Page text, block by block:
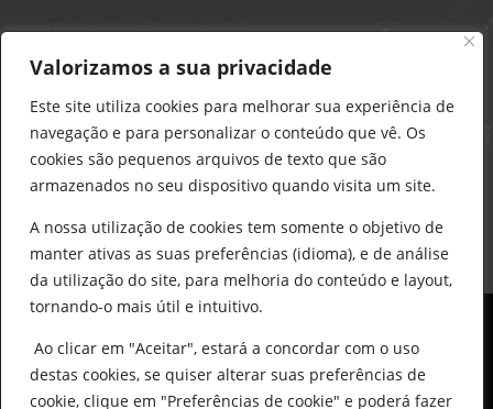
Valorizamos a sua privacidade
Este site utiliza cookies para melhorar sua experiência de
navegação e para personalizar o conteúdo que vê. Os
cookies são pequenos arquivos de texto que são
armazenados no seu dispositivo quando visita um site.
A nossa utilização de cookies tem somente o objetivo de
manter ativas as suas preferências (idioma), e de análise
da utilização do site, para melhoria do conteúdo e layout,
tornando-o mais útil e intuitivo.
Ao clicar em "Aceitar", estará a concordar com o uso
destas cookies, se quiser alterar suas preferências de
cookie, clique em "Preferências de cookie" e poderá fazer
Delarobia – Construção
912 441 514
construcao@delarobia.pt
R. António Andrade, 1171
2820-287 • Charneca de Caparica